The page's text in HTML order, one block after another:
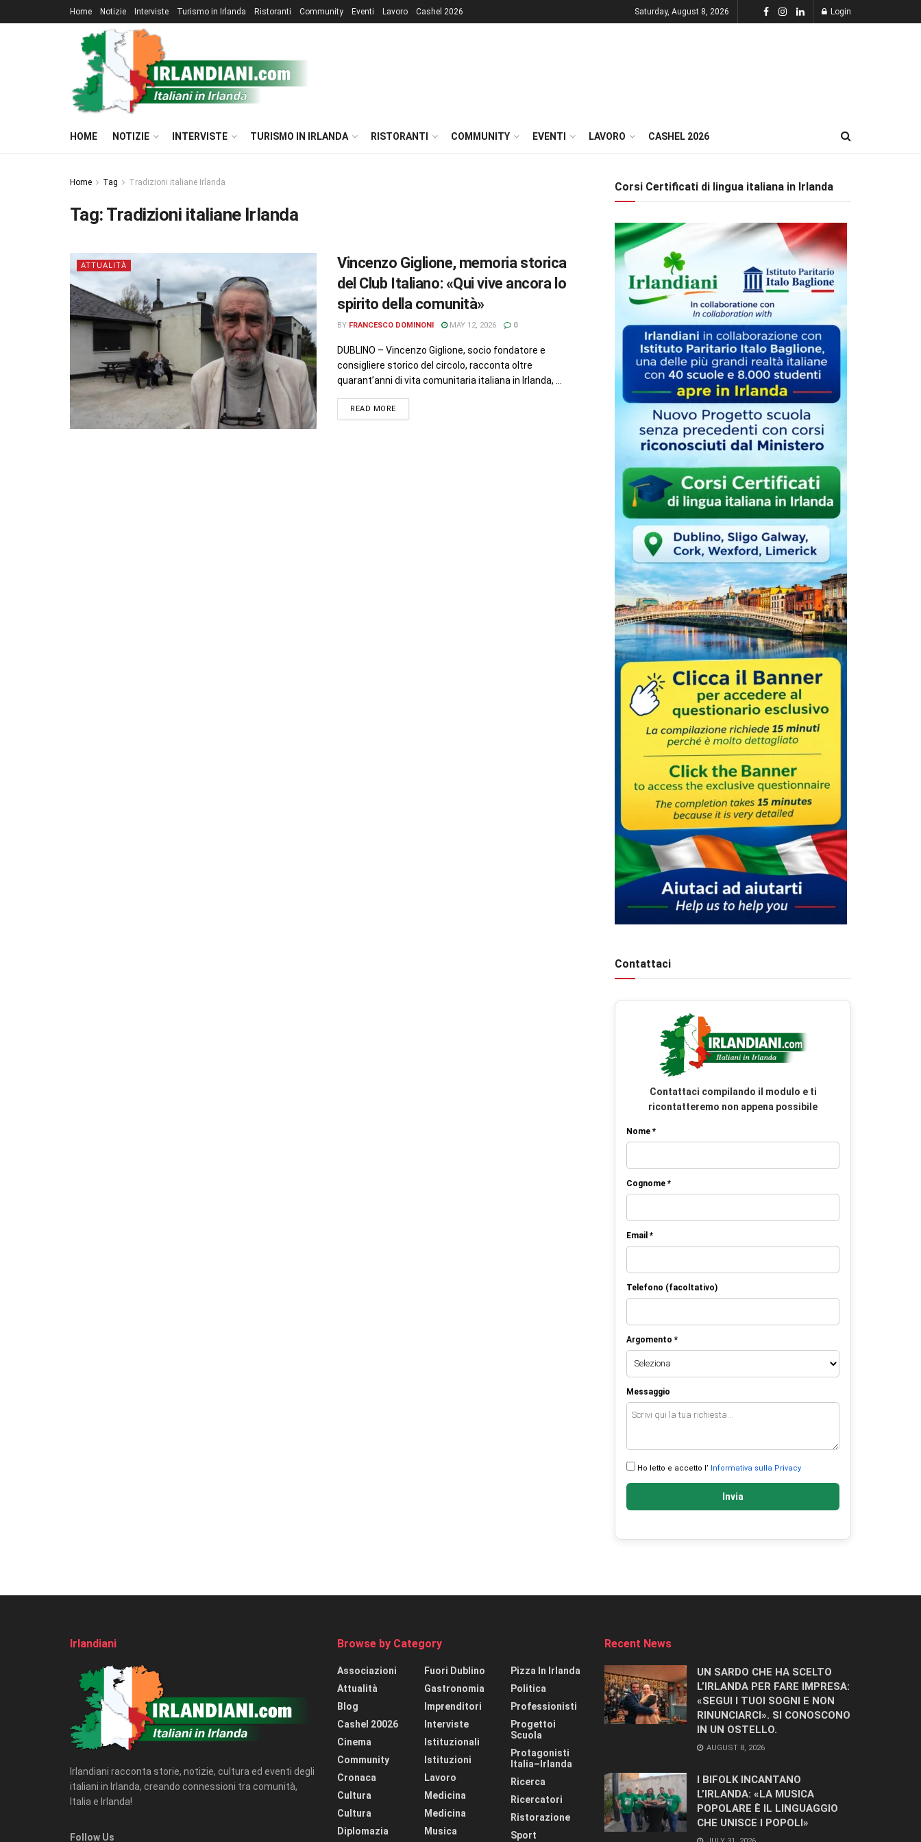
Home Notizie Interviste Turismo in Irlanda Ristoranti Community Eventi Lavoro Cashel 2026 Saturday, August 8, 2026 Login
HOME NOTIZIE INTERVISTE TURISMO IN IRLANDA RISTORANTI COMMUNITY EVENTI LAVORO CASHEL 2026
Home Tag Tradizioni italiane Irlanda
Tag: Tradizioni italiane Irlanda
ATTUALITÀ
Vincenzo Giglione, memoria storica
del Club Italiano: «Qui vive ancora lo
spirito della comunità»
BY FRANCESCO DOMINONI MAY 12, 2026 0
DUBLINO – Vincenzo Giglione, socio fondatore e
consigliere storico del circolo, racconta oltre
quarant’anni di vita comunitaria italiana in Irlanda, ...
READ MORE
Corsi Certificati di lingua italiana in Irlanda
Contattaci
Contattaci compilando il modulo e ti
ricontatteremo non appena possibile
Nome *
Cognome *
Email *
Telefono (facoltativo)
Argomento *
Messaggio
Ho letto e accetto l’ Informativa sulla Privacy
Invia
Irlandiani
Irlandiani racconta storie, notizie, cultura ed eventi degli
italiani in Irlanda, creando connessioni tra comunità,
Italia e Irlanda!
Follow Us
Browse by Category
Associazioni
Attualità
Blog
Cashel 20026
Cinema
Community
Cronaca
Cultura
Cultura
Diplomazia
Fuori Dublino
Gastronomia
Imprenditori
Interviste
Istituzionali
Istituzioni
Lavoro
Medicina
Medicina
Musica
Pizza In Irlanda
Politica
Professionisti
Progettoi
Scuola
Protagonisti
Italia–Irlanda
Ricerca
Ricercatori
Ristorazione
Sport
Recent News
UN SARDO CHE HA SCELTO
L’IRLANDA PER FARE IMPRESA:
«SEGUI I TUOI SOGNI E NON
RINUNCIARCI». SI CONOSCONO
IN UN OSTELLO.
AUGUST 8, 2026
I BIFOLK INCANTANO
L’IRLANDA: «LA MUSICA
POPOLARE È IL LINGUAGGIO
CHE UNISCE I POPOLI»